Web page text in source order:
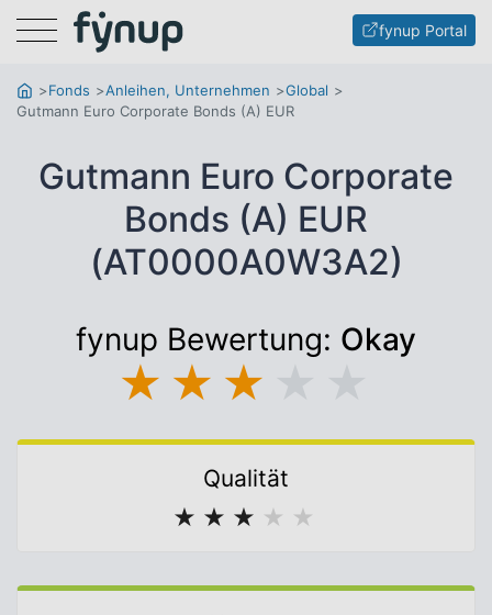
Menu fynup Portal
Fonds Anleihen, Unternehmen
Global
Gutmann Euro Corporate Bonds (A) EUR
Gutmann Euro Corporate
Bonds (A) EUR
(AT0000A0W3A2)
fynup Bewertung: Okay
★ ★ ★
Qualität
★ ★ ★ ★ ★